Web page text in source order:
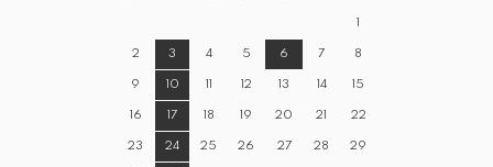
1
2 3 4 5 6 7 8
9 10 11 12 13 14 15
16 17 18 19 20 21 22
23 24 25 26 27 28 29